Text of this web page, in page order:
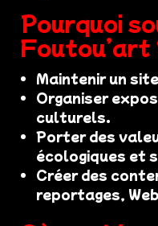
Pourquoi
Foutou’art
Maintenir un
Organiser
culturels.
Porter des
écologiques et
Créer des
reportages,